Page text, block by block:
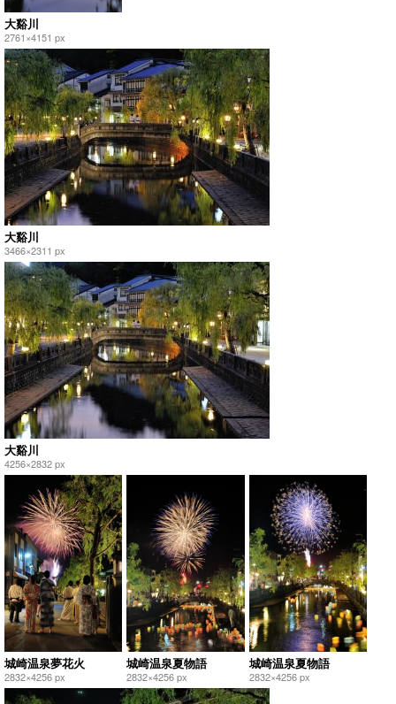
大谿川
2761×4151 px
大谿川
3466×2311 px
大谿川
4256×2832 px
城崎温泉夢花火
2832×4256 px
城崎温泉夏物語
2832×4256 px
城崎温泉夏物語
2832×4256 px